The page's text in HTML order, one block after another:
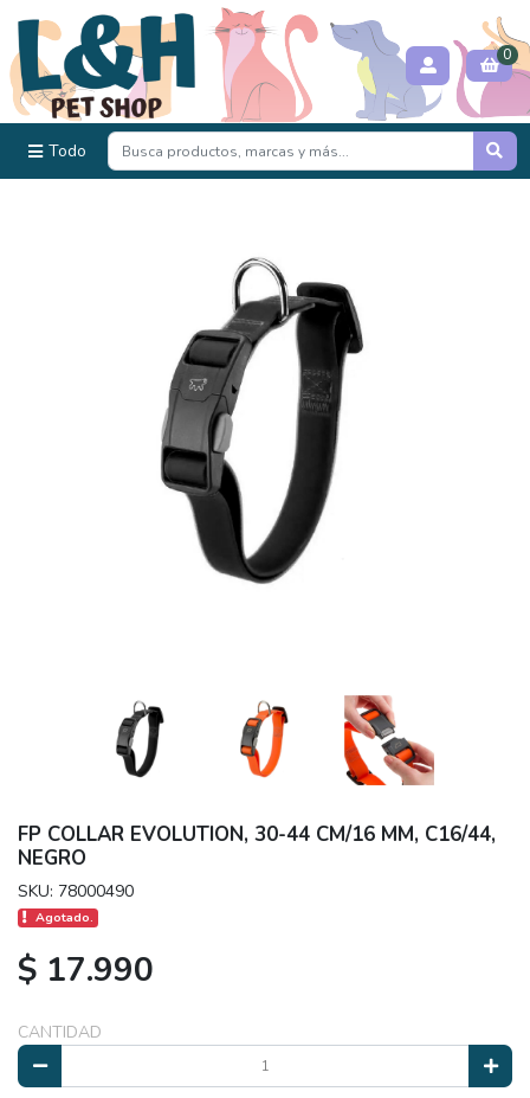
Todo
0
FP COLLAR EVOLUTION, 30-44 CM/16 MM, C16/44,
NEGRO
SKU: 78000490
Agotado.
$ 17.990
CANTIDAD